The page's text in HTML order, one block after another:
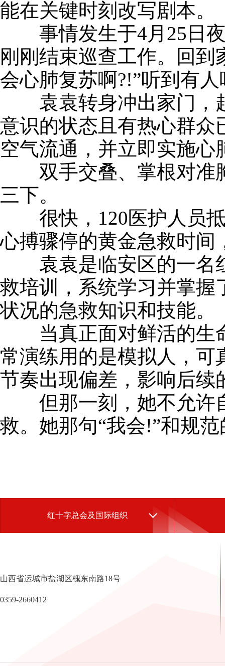
能在关键时刻改写剧本。
事情发生于4月25日夜
刚刚结束巡查工作。回
会心肺复苏啊?!”听到有
袁袁转身冲出家门，赶
意识的状态且有热心群众
空气流通，并立即实施心
双手交叠、掌根对准
三下。
很快，120医护人员抵
心搏骤停的黄金急救时间
袁袁是临安区的一名红
救培训，系统学习并掌握
状况的急救知识和技能。
当真正面对鲜活的生命
常演练用的是模拟人，
节奏出现偏差，影响后续
但那一刻，她不允许自
救。她那句“我会!”和规
红十字总会及国际组织
山西省运城市盐湖区槐东南路18号
0359-2660412